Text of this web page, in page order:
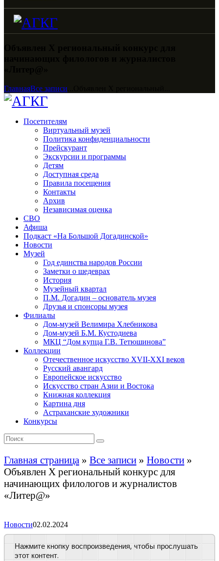
ГлавнаяВсе записи
Посетителям
Виртуальный музей
Политика конфиденциальности
Прейскурант
Экскурсии и программы
Детям
Доступная среда
Правила посещения
Контакты
Архив
Независимая оценка
СВО
Афиша
Подкаст «На Большой Догадинской»
Новости
Музей
Год единства народов России
Заметки о шедеврах
История
Музейный квартал
П.М. Догадин – основатель музея
Друзья и спонсоры музея
Филиалы
Дом-музей Велимира Хлебникова
Дом-музей Б.М. Кустодиева
МКЦ “Дом купца Г.В. Тетюшинова”
Коллекции
Отечественное искусство XVII-XXI веков
Русский авангард
Европейское искусство
Искусство стран Азии и Востока
Книжная коллекция
Картина дня
Астраханские художники
Конкурсы
Главная страница » Все записи » Новости »
Объявлен X региональный конкурс для
начинающих филологов и журналистов
«Литер@»
Новости02.02.2024
Нажмите кнопку воспроизведения, чтобы прослушать
этот контент.